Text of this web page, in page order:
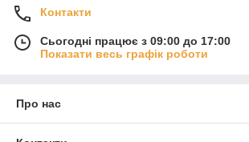
Контакти
Сьогодні працює з 09:00 до 17:00
Показати весь графік роботи
Про нас